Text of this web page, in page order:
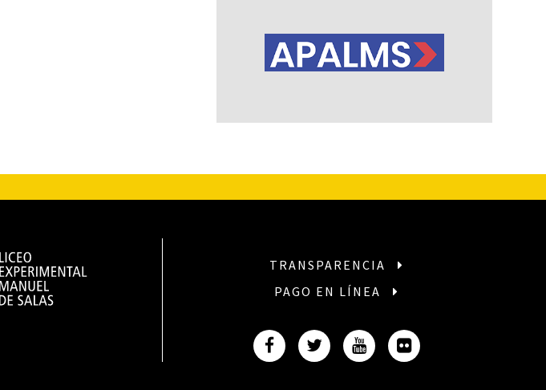
TRANSPARENCIA
PAGO EN LÍNEA